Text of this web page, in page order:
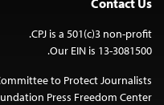
CPJ is a 501(c)3 non-profit.
Our EIN is 13-3081500.
to Protect Journalists
Press Freedom Center